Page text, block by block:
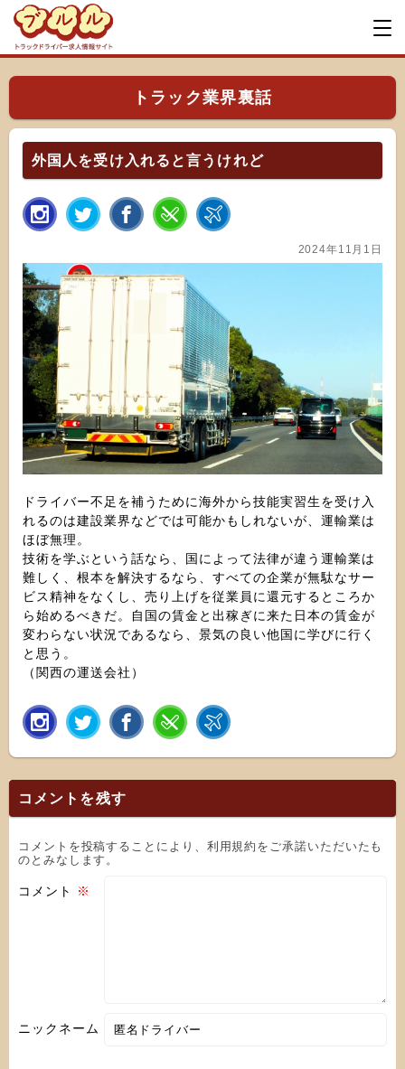
トラック業界裏話
外国人を受け入れると言うけれど
2024年11月1日
ドライバー不足を補うために海外から技能実習生を受け入
れるのは建設業界などでは可能かもしれないが、運輸業は
ほぼ無理。
技術を学ぶという話なら、国によって法律が違う運輸業は
難しく、根本を解決するなら、すべての企業が無駄なサー
ビス精神をなくし、売り上げを従業員に還元するところか
ら始めるべきだ。自国の賃金と出稼ぎに来た日本の賃金が
変わらない状況であるなら、景気の良い他国に学びに行く
と思う。
（関西の運送会社）
コメントを残す
コメントを投稿することにより、利用規約をご承諾いただいたも
のとみなします。
コメント ※
ニックネーム